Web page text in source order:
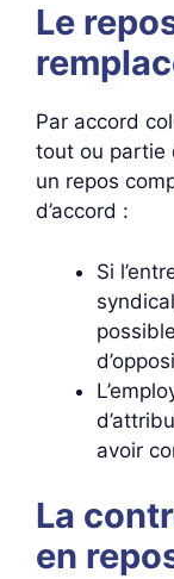
Le
Par accord
tout ou partie
un repos
d’accord :
Si
avoir
La
en